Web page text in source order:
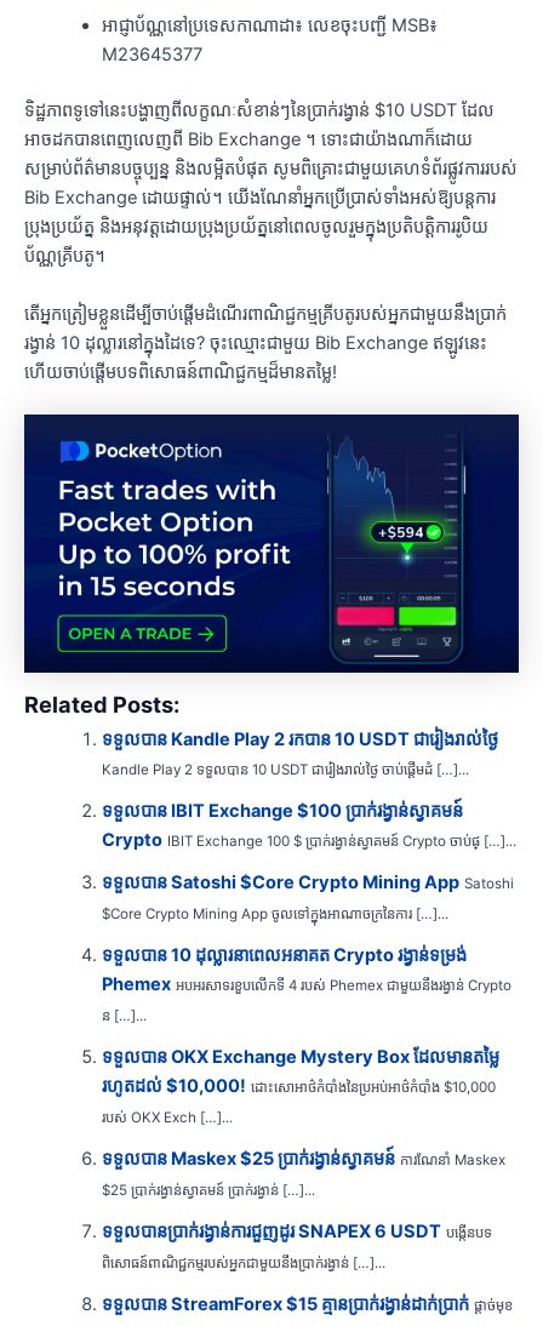
អាជ្ញាប័ណ្ណនៅប្រទេសកាណាដា៖ លេខចុះបញ្ជី MSB៖
M23645377
ទិដ្ឋភាពទូទៅនេះបង្ហាញពីលក្ខណៈសំខាន់ៗនៃប្រាក់រង្វាន់ $10 USDT ដែល
អាចដកបានពេញលេញពី Bib Exchange ។ ទោះជាយ៉ាងណាក៏ដោយ
សម្រាប់ព័ត៌មានបច្ចុប្បន្ន និងលម្អិតបំផុត សូមពិគ្រោះជាមួយគេហទំព័រផ្លូវការរបស់
Bib Exchange ដោយផ្ទាល់។ យើងណែនាំអ្នកប្រើប្រាស់ទាំងអស់ឱ្យបន្តការ
ប្រុងប្រយ័ត្ន និងអនុវត្តដោយប្រុងប្រយ័ត្ននៅពេលចូលរួមក្នុងប្រតិបត្តិការរូបិយ
ប័ណ្ណគ្រីបតូ។
តើអ្នកត្រៀមខ្លួនដើម្បីចាប់ផ្តើមដំណើរពាណិជ្ជកម្មគ្រីបតូរបស់អ្នកជាមួយនឹងប្រាក់
រង្វាន់ 10 ដុល្លារនៅក្នុងដៃទេ? ចុះឈ្មោះជាមួយ Bib Exchange ឥឡូវនេះ
ហើយចាប់ផ្តើមបទពិសោធន៍ពាណិជ្ជកម្មដ៏មានតម្លៃ!
Related Posts:
ទទួលបាន Kandle Play 2 រកបាន 10 USDT ជារៀងរាល់ថ្ងៃ
Kandle Play 2 ទទួលបាន 10 USDT ជារៀងរាល់ថ្ងៃ ចាប់ផ្តើមដំ […]...
ទទួលបាន IBIT Exchange $100 ប្រាក់រង្វាន់ស្វាគមន៍
Crypto IBIT Exchange 100 $ ប្រាក់រង្វាន់ស្វាគមន៍ Crypto ចាប់ផ្ […]...
ទទួលបាន Satoshi $Core Crypto Mining App Satoshi
$Core Crypto Mining App ចូលទៅក្នុងអាណាចក្រនៃការ […]...
ទទួលបាន 10 ដុល្លារនាពេលអនាគត Crypto រង្វាន់ទម្រង់
Phemex អបអរសាទរខួបលើកទី 4 របស់ Phemex ជាមួយនឹងរង្វាន់ Crypto
ន […]...
ទទួលបាន OKX Exchange Mystery Box ដែលមានតម្លៃ
រហូតដល់ $10,000! ដោះសោអាថ៌កំបាំងនៃប្រអប់អាថ៌កំបាំង $10,000
របស់ OKX Exch […]...
ទទួលបាន Maskex $25 ប្រាក់រង្វាន់ស្វាគមន៍ ការណែនាំ Maskex
$25 ប្រាក់រង្វាន់ស្វាគមន៍ ប្រាក់រង្វាន់ […]...
ទទួលបានប្រាក់រង្វាន់ការជួញដូរ SNAPEX 6 USDT បង្កើនបទ
ពិសោធន៍ពាណិជ្ជកម្មរបស់អ្នកជាមួយនឹងប្រាក់រង្វាន់ […]...
ទទួលបាន StreamForex $15 គ្មានប្រាក់រង្វាន់ដាក់ប្រាក់ ផ្តាច់មុខ